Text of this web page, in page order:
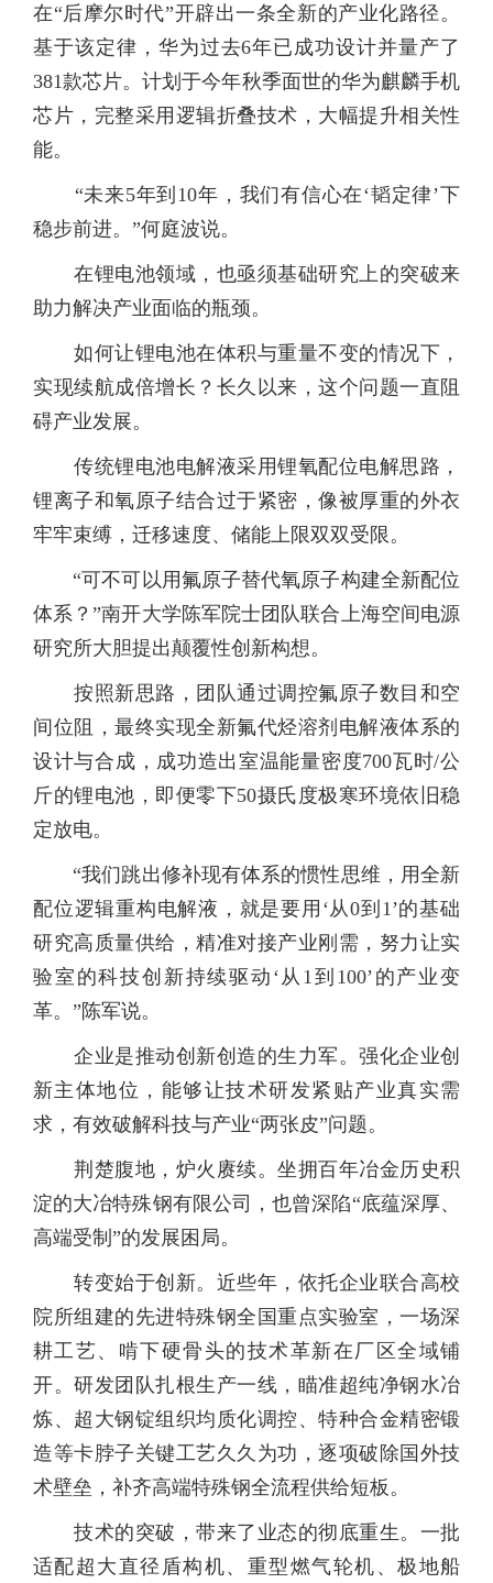
在“后摩尔时代”开辟出一条全新的产业化路径。
基于该定律，华为过去6年已成功设计并量产了
381款芯片。计划于今年秋季面世的华为麒麟手机
芯片，完整采用逻辑折叠技术，大幅提升相关性
能。
“未来5年到10年，我们有信心在‘韬定律’下
稳步前进。”何庭波说。
在锂电池领域，也亟须基础研究上的突破来
助力解决产业面临的瓶颈。
如何让锂电池在体积与重量不变的情况下，
实现续航成倍增长？长久以来，这个问题一直阻
碍产业发展。
传统锂电池电解液采用锂氧配位电解思路，
锂离子和氧原子结合过于紧密，像被厚重的外衣
牢牢束缚，迁移速度、储能上限双双受限。
“可不可以用氟原子替代氧原子构建全新配位
体系？”南开大学陈军院士团队联合上海空间电源
研究所大胆提出颠覆性创新构想。
按照新思路，团队通过调控氟原子数目和空
间位阻，最终实现全新氟代烃溶剂电解液体系的
设计与合成，成功造出室温能量密度700瓦时/公
斤的锂电池，即便零下50摄氏度极寒环境依旧稳
定放电。
“我们跳出修补现有体系的惯性思维，用全新
配位逻辑重构电解液，就是要用‘从0到1’的基础
研究高质量供给，精准对接产业刚需，努力让实
验室的科技创新持续驱动‘从1到100’的产业变
革。”陈军说。
企业是推动创新创造的生力军。强化企业创
新主体地位，能够让技术研发紧贴产业真实需
求，有效破解科技与产业“两张皮”问题。
荆楚腹地，炉火赓续。坐拥百年冶金历史积
淀的大冶特殊钢有限公司，也曾深陷“底蕴深厚、
高端受制”的发展困局。
转变始于创新。近些年，依托企业联合高校
院所组建的先进特殊钢全国重点实验室，一场深
耕工艺、啃下硬骨头的技术革新在厂区全域铺
开。研发团队扎根生产一线，瞄准超纯净钢水冶
炼、超大钢锭组织均质化调控、特种合金精密锻
造等卡脖子关键工艺久久为功，逐项破除国外技
术壁垒，补齐高端特殊钢全流程供给短板。
技术的突破，带来了业态的彻底重生。一批
适配超大直径盾构机、重型燃气轮机、极地船